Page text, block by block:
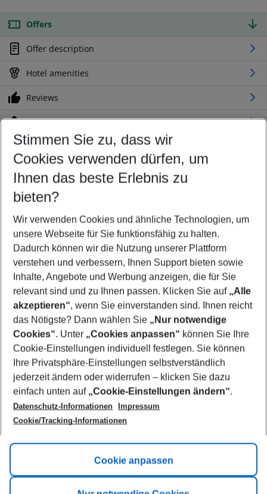
Offers
Offer description
Hotel amenities
Reviews
Location
Customize your offer
Find the perfect deal which suits your best
Your departure airport
Any airport
Select your date range
08/08/26–06/08/27 5-8 nights
Who will travel
2 adults No children
Show more filter
Footer
Footer navigation
Title A
Link A
Stimmen Sie zu, dass wir
Cookies verwenden dürfen, um
Ihnen das beste Erlebnis zu
bieten?
Wir verwenden Cookies und ähnliche Technologien, um
unsere Webseite für Sie funktionsfähig zu halten.
Dadurch können wir die Nutzung unserer Plattform
verstehen und verbessern, Ihnen Support bieten sowie
Inhalte, Angebote und Werbung anzeigen, die für Sie
relevant sind und zu Ihnen passen. Klicken Sie auf „Alle
akzeptieren“, wenn Sie einverstanden sind. Ihnen reicht
das Nötigste? Dann wählen Sie „Nur notwendige
Cookies“. Unter „Cookies anpassen“ können Sie Ihre
Cookie-Einstellungen individuell festlegen. Sie können
Ihre Privatsphäre-Einstellungen selbstverständlich
jederzeit ändern oder widerrufen – klicken Sie dazu
einfach unten auf „Cookie-Einstellungen ändern“.
Datenschutz-Informationen
Impressum
Cookie/Tracking-Informationen
Cookie anpassen